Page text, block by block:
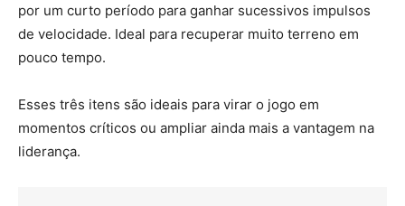
por um curto período para ganhar sucessivos impulsos
de velocidade. Ideal para recuperar muito terreno em
pouco tempo.
Esses três itens são ideais para virar o jogo em
momentos críticos ou ampliar ainda mais a vantagem na
liderança.